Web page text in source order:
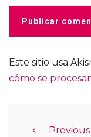
Este sitio usa
cómo se